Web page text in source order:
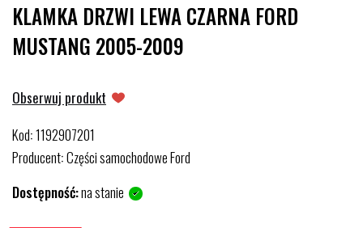
KLAMKA DRZWI LEWA CZARNA FORD
MUSTANG 2005-2009
Obserwuj produkt
Kod:1192907201
Producent:Części samochodowe Ford
Dostępność:na stanie